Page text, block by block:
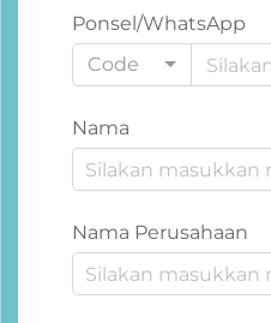
Ponsel/WhatsApp
Code
Nama
Nama Perusahaan